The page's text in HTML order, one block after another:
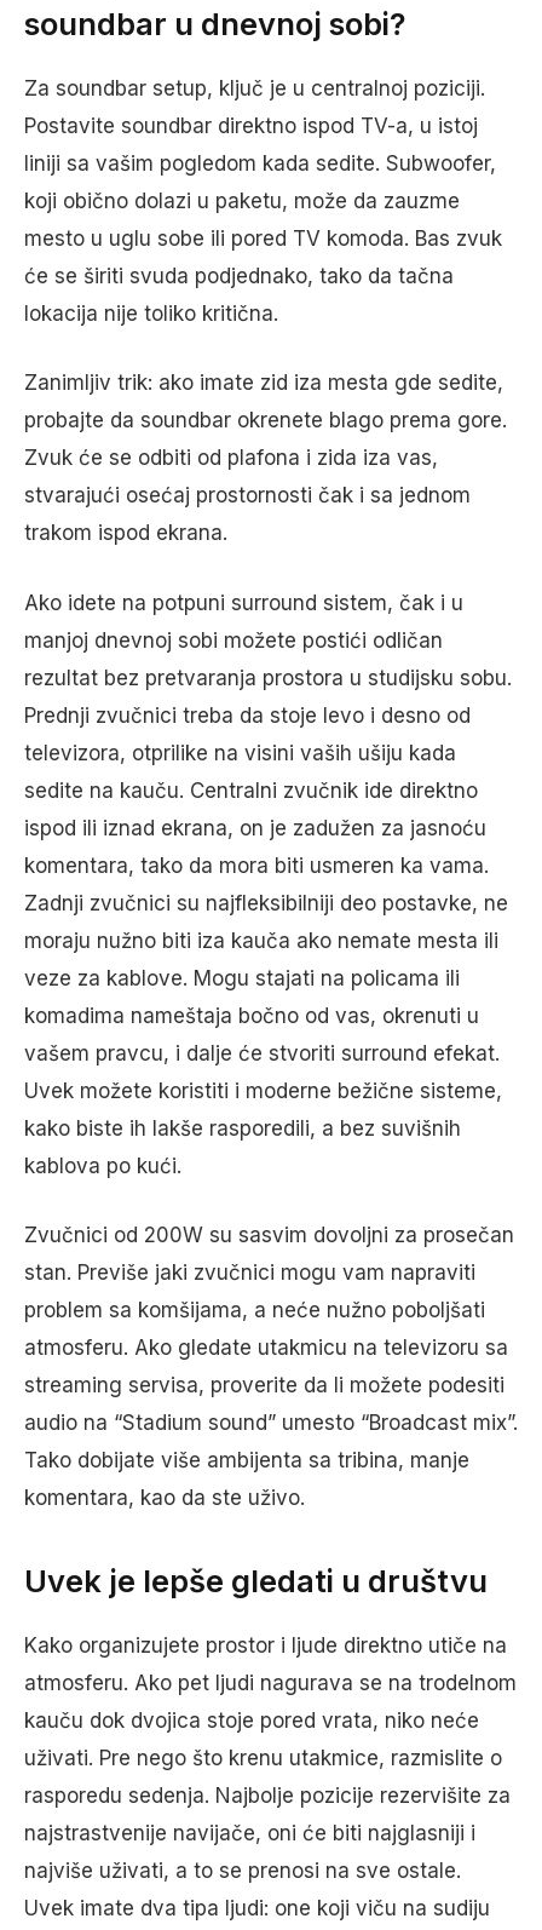
soundbar u dnevnoj sobi?
Za soundbar setup, ključ je u centralnoj poziciji.
Postavite soundbar direktno ispod TV-a, u istoj
liniji sa vašim pogledom kada sedite. Subwoofer,
koji obično dolazi u paketu, može da zauzme
mesto u uglu sobe ili pored TV komoda. Bas zvuk
će se širiti svuda podjednako, tako da tačna
lokacija nije toliko kritična.
Zanimljiv trik: ako imate zid iza mesta gde sedite,
probajte da soundbar okrenete blago prema gore.
Zvuk će se odbiti od plafona i zida iza vas,
stvarajući osećaj prostornosti čak i sa jednom
trakom ispod ekrana.
Ako idete na potpuni surround sistem, čak i u
manjoj dnevnoj sobi možete postići odličan
rezultat bez pretvaranja prostora u studijsku sobu.
Prednji zvučnici treba da stoje levo i desno od
televizora, otprilike na visini vaših ušiju kada
sedite na kauču. Centralni zvučnik ide direktno
ispod ili iznad ekrana, on je zadužen za jasnoću
komentara, tako da mora biti usmeren ka vama.
Zadnji zvučnici su najfleksibilniji deo postavke, ne
moraju nužno biti iza kauča ako nemate mesta ili
veze za kablove. Mogu stajati na policama ili
komadima nameštaja bočno od vas, okrenuti u
vašem pravcu, i dalje će stvoriti surround efekat.
Uvek možete koristiti i moderne bežične sisteme,
kako biste ih lakše rasporedili, a bez suvišnih
kablova po kući.
Zvučnici od 200W su sasvim dovoljni za prosečan
stan. Previše jaki zvučnici mogu vam napraviti
problem sa komšijama, a neće nužno poboljšati
atmosferu. Ako gledate utakmicu na televizoru sa
streaming servisa, proverite da li možete podesiti
audio na “Stadium sound” umesto “Broadcast mix”.
Tako dobijate više ambijenta sa tribina, manje
komentara, kao da ste uživo.
Uvek je lepše gledati u društvu
Kako organizujete prostor i ljude direktno utiče na
atmosferu. Ako pet ljudi nagurava se na trodelnom
kauču dok dvojica stoje pored vrata, niko neće
uživati. Pre nego što krenu utakmice, razmislite o
rasporedu sedenja. Najbolje pozicije rezervišite za
najstrastvenije navijače, oni će biti najglasniji i
najviše uživati, a to se prenosi na sve ostale.
Uvek imate dva tipa ljudi: one koji viču na sudiju